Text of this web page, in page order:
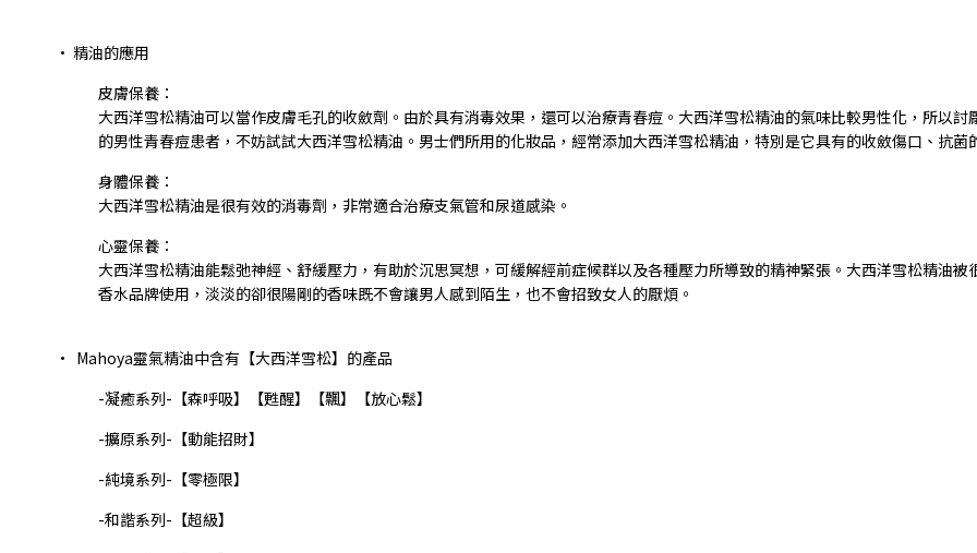
• 精油的應用
皮膚保養：
大西洋雪松精油可以當作皮膚毛孔的收斂劑。由於具有消毒效果，還可以治療青春痘。大西洋雪松精油的氣味比較男性化，所以討
的男性青春痘患者，不妨試試大西洋雪松精油。男士們所用的化妝品，經常添加大西洋雪松精油，特別是它具有的收斂傷口、抗菌
身體保養：
大西洋雪松精油是很有效的消毒劑，非常適合治療支氣管和尿道感染。
心靈保養：
大西洋雪松精油能鬆弛神經、舒緩壓力，有助於沉思冥想，可緩解經前症候群以及各種壓力所導致的精神緊張。大西洋雪松精油被
香水品牌使用，淡淡的卻很陽剛的香味既不會讓男人感到陌生，也不會招致女人的厭煩。
• Mahoya靈氣精油中含有【大西洋雪松】的產品
-凝癒系列-【森呼吸】【甦醒】【飄】【放心鬆】
-擴原系列-【動能招財】
-純境系列-【零極限】
-和諧系列-【超級】